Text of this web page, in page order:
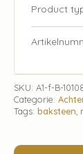
Product
SKU: A1-f-B-
Categorie:
Tags: baksteen